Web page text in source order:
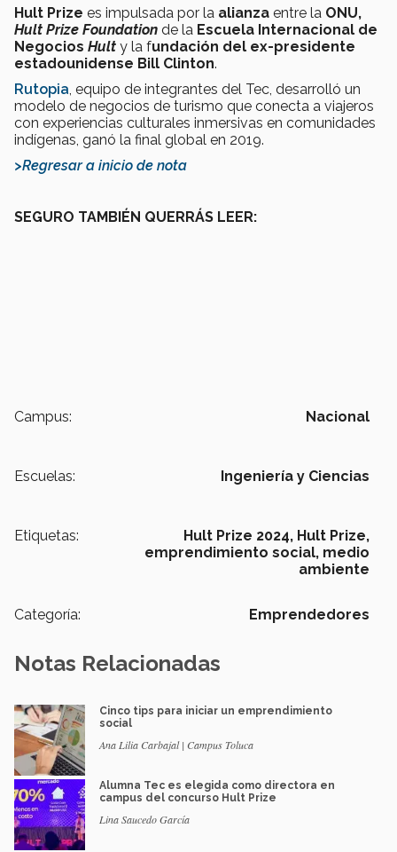
Hult Prize es impulsada por la alianza entre la ONU,
Hult Prize Foundation de la Escuela Internacional de
Negocios Hult y la fundación del ex-presidente
estadounidense Bill Clinton.
Rutopia , equipo de integrantes del Tec, desarrolló un
modelo de negocios de turismo que conecta a viajeros
con experiencias culturales inmersivas en comunidades
indígenas, ganó la final global en 2019.
>Regresar a inicio de nota
SEGURO TAMBIÉN QUERRÁS LEER:
Campus: Nacional
Escuelas: Ingeniería y Ciencias
Etiquetas: Hult Prize 2024, Hult Prize,
emprendimiento social, medio
ambiente
Categoría: Emprendedores
Notas Relacionadas
Cinco tips para iniciar un emprendimiento
social
Ana Lilia Carbajal | Campus Toluca
Alumna Tec es elegida como directora en
campus del concurso Hult Prize
Lina Saucedo García